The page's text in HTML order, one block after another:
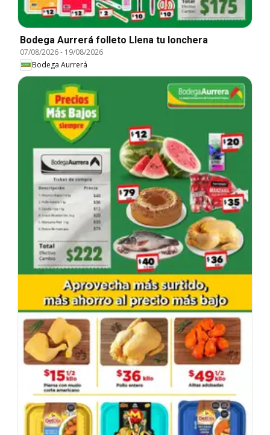
Bodega Aurrerá folleto Llena tu lonchera
07/08/2026- 19/08/2026
Bodega Aurrerá